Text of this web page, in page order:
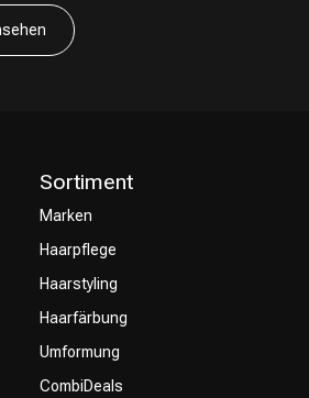
Sortiment
Marken
Haarpflege
Haarstyling
Haarfärbung
Umformung
CombiDeals